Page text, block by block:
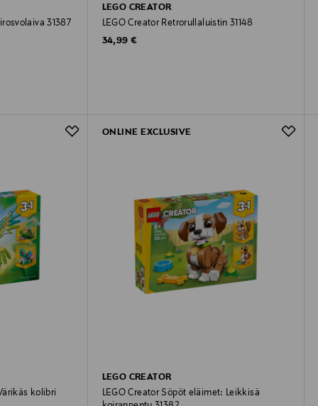
31387
LEGO CREATOR
LEGO Creator Retrorullaluistin 31148
Original Price
34,99 €
kolibri
ONLINE EXCLUSIVE
LEGO CREATOR
LEGO Creator Söpöt eläimet: Leikkisä